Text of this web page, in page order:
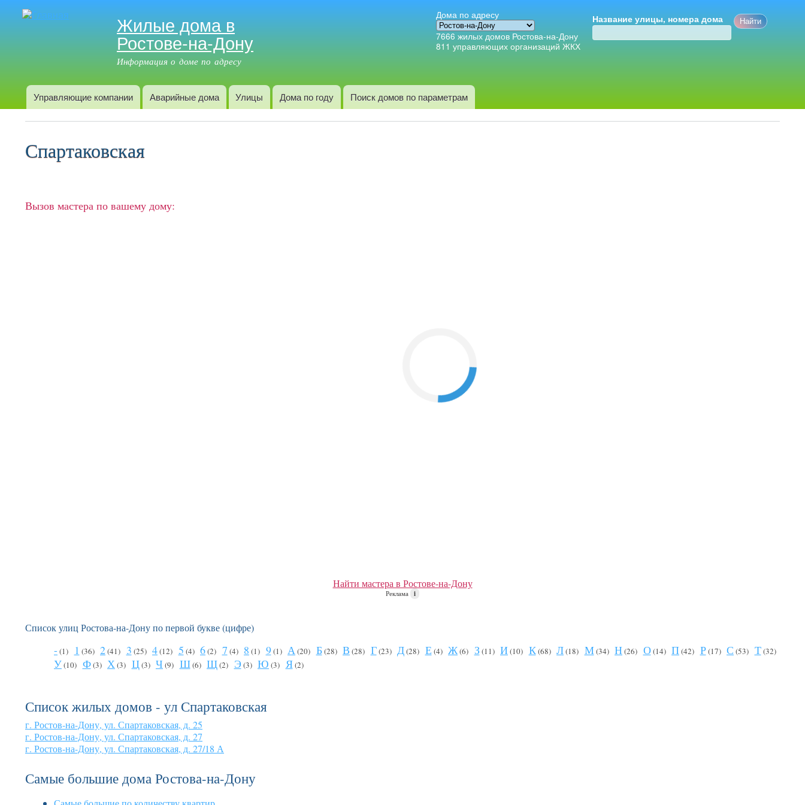
Жилые дома в
Ростове-на-Дону
Информация о доме по адресу
Дома по адресу
7666 жилых домов Ростова-на-Дону
811 управляющих организаций ЖКХ
Название улицы, номера дома
Главное меню
Управляющие компании Аварийные дома Улицы Дома по году Поиск домов по параметрам
Спартаковская
Вызов мастера по вашему дому:
Найти мастера в Ростове-на-Дону
Реклама i
Список улиц Ростова-на-Дону по первой букве (цифре)
-(1) 1 (36) 2(41) 3 (25) 4(12) 5 (4) 6(2) 7 (4) 8 (1) 9(1) А (20) Б(28) В (28) Г(23) Д(28) Е (4) Ж(6) З(11) И(10) К(68) Л(18) М(34) Н(26) О(14) П(42) Р(17) С (53) Т(32)
У(10) Ф(3) Х (3) Ц(3) Ч (9) Ш(6) Щ(2) Э (3) Ю (3) Я(2)
Список жилых домов - ул Спартаковская
г. Ростов-на-Дону, ул. Спартаковская, д. 25
г. Ростов-на-Дону, ул. Спартаковская, д. 27
г. Ростов-на-Дону, ул. Спартаковская, д. 27/18 А
Самые большие дома Ростова-на-Дону